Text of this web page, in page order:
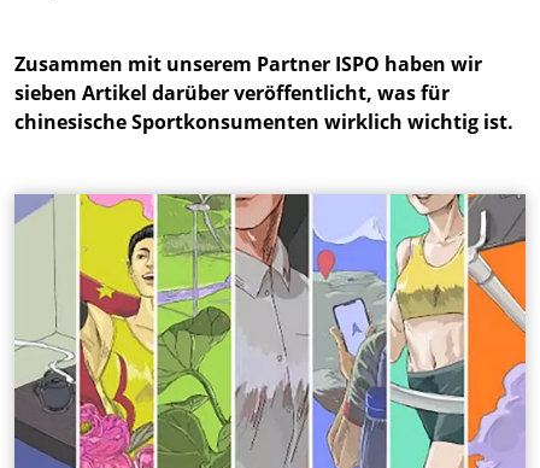
Zusammen mit unserem Partner ISPO haben wir
sieben Artikel darüber veröffentlicht, was für
chinesische Sportkonsumenten wirklich wichtig ist.